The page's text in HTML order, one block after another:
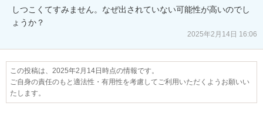
しつこくてすみません。なぜ出されていない可能性が高いのでし
ょうか？
2025年2月14日 16:06
この投稿は、2025年2月14日時点の情報です。
ご自身の責任のもと適法性・有用性を考慮してご利用いただくようお願いい
たします。